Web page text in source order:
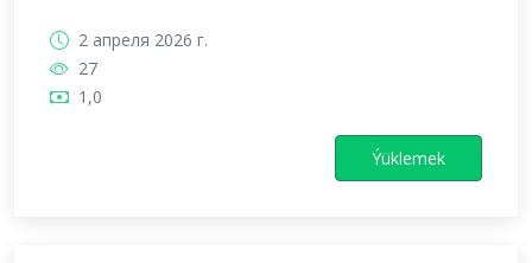
2 апреля 2026 г.
27
1,0
Ýüklemek